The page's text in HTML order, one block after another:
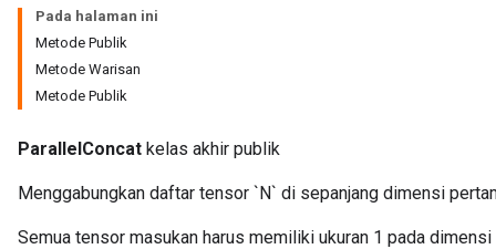
Pada halaman ini
Metode Publik
Metode Warisan
Metode Publik
ParallelConcat kelas akhir publik
Menggabungkan daftar tensor `N` di sepanjang dimensi
Semua tensor masukan harus memiliki ukuran 1 pada dimensi